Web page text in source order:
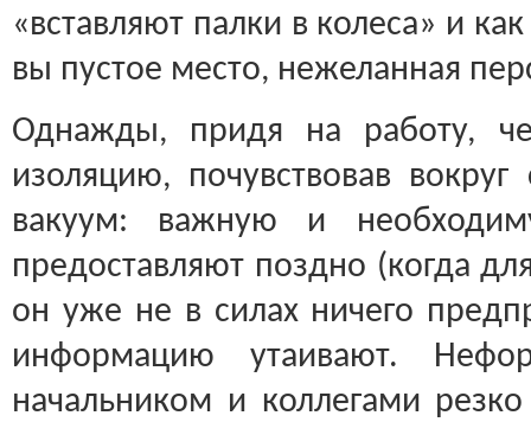
«вставляют палки в колеса» и
вы пустое место, нежеланная
Однажды, придя на работу,
изоляцию, почувствовав
вакуум: важную и
предоставляют поздно (когда
он уже не в силах ничего
информацию утаивают.
начальником и коллегами